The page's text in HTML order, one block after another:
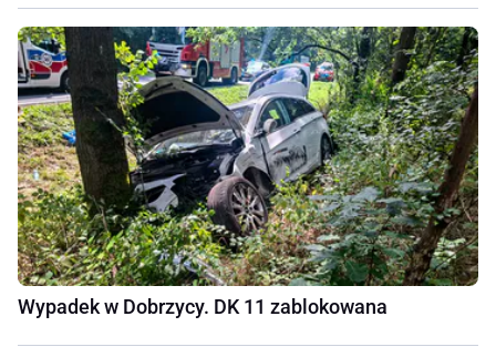
Wypadek w Dobrzycy. DK 11 zablokowana